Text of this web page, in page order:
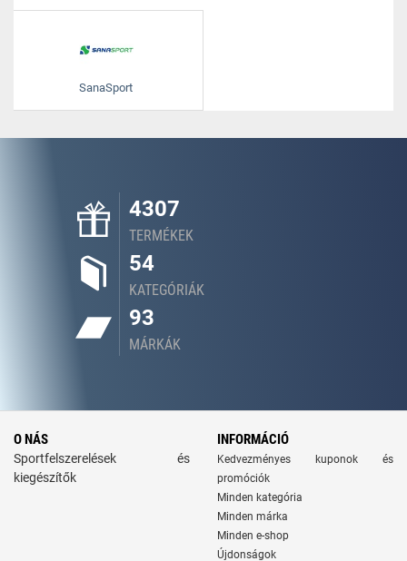
SanaSport
4307
TERMÉKEK
54
KATEGÓRIÁK
93
MÁRKÁK
O NÁS
Sportfelszerelések és
kiegészítők
INFORMÁCIÓ
Kedvezményes kuponok és
promóciók
Minden kategória
Minden márka
Minden e-shop
Újdonságok